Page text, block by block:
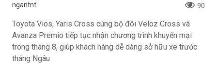
ngantnt 90
Toyota Vios, Yaris Cross cùng bộ đôi Veloz Cross và
Avanza Premio tiếp tục nhận chương trình khuyến mại
trong tháng 8, giúp khách hàng dễ dàng sở hữu xe trước
tháng Ngâu